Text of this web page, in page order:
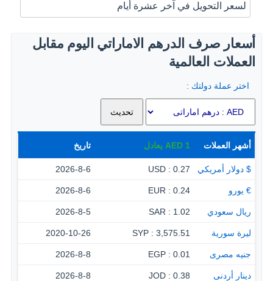
لسعر التحويل في آخر عشرة أيام
أسعار صرف الدرهم الاماراتي اليوم مقابل
العملات العالمية
اختر عملة دولتك :
أشهر العملات 1
AED يعادل تاريخ
$ دولار أمريكي 0.27 : USD
2026-8-6
€ يورو 0.24 : EUR
2026-8-6
ريال سعودي 1.02 : SAR
2026-8-5
ليرة سورية 3,575.51 : SYP
2020-10-26
جنيه مصرى 0.01 : EGP
2026-8-8
دينار أردنى 0.38 : JOD
2026-8-8